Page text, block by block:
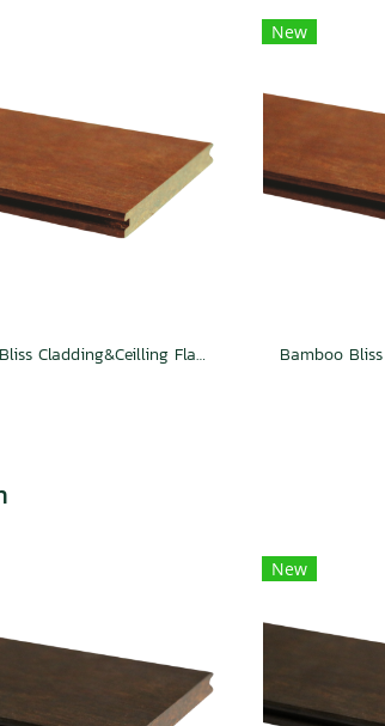
Bamboo Bliss Cladding&Ceilling Flat TG Caramel
New
New